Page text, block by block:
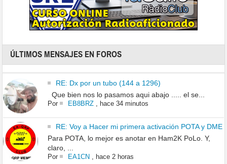
ÚLTIMOS MENSAJES EN FOROS
RE: Dx por un tubo (144 a 1296)
Que bien nos lo pasamos aqui abajo ..... el se...
Por EB8BRZ, hace 34 minutos
RE: Voy a Hacer mi primera activación POTA y DME
Para POTA, lo mejor es anotar en Ham2K PoLo. Y,
claro, ...
Por EA1CN, hace 2 horas